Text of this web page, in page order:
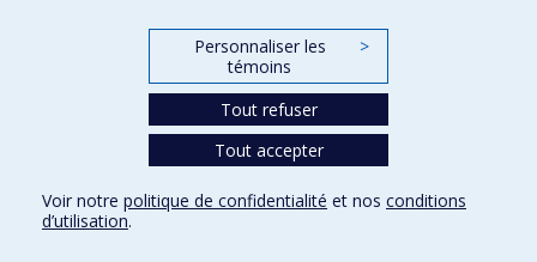
Conditions d’utilisation
Personnaliser les
témoins
>
Tout refuser
Tout accepter
Voir notre politique de confidentialité et nos conditions
d’utilisation.